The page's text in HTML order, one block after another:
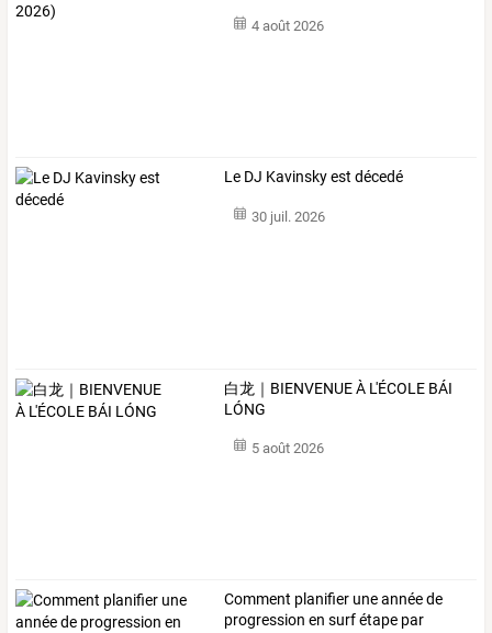
4 août 2026
Le DJ Kavinsky est décedé
30 juil. 2026
白龙｜BIENVENUE À L'ÉCOLE BÁI
LÓNG
5 août 2026
Comment planifier une année de
progression en surf étape par